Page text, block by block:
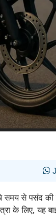
समय से पसंद की
के लिए, यह